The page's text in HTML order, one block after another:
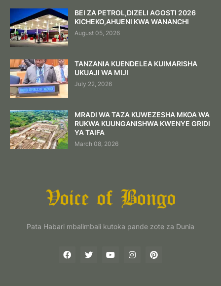
BEI ZA PETROL,DIZELI AGOSTI 2026
KICHEKO,AHUENI KWA WANANCHI
August 05, 2026
TANZANIA KUENDELEA KUIMARISHA
UKUAJI WA MIJI
July 22, 2026
MRADI WA TAZA KUWEZESHA MKOA WA
RUKWA KUUNGANISHWA KWENYE GRIDI
YA TAIFA
March 08, 2026
Pata Habari mbalimbali kutoka pande zote za Dunia